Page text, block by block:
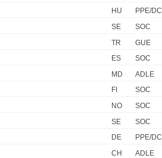
HU
PPE/DC
SE
SOC
TR
GUE
ES
SOC
MD
ADLE
FI
SOC
NO
SOC
SE
SOC
DE
PPE/DC
CH
ADLE